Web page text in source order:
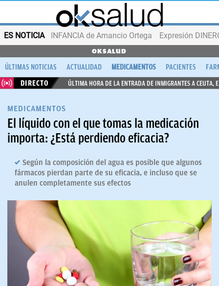
ES NOTICIA INFANCIA de Amancio Ortega Expresión
OKSALUD
ÚLTIMAS NOTICIAS ACTUALIDAD MEDICAMENTOS PACIENTES
DIRECTO
ÚLTIMA HORA DE LA ENTRADA DE INMIGRANTES A CEUTA,
MEDICAMENTOS
El líquido con el que tomas la medicación
importa: ¿Está perdiendo eficacia?
Según la composición del agua es posible que algunos
fármacos pierdan parte de su eficacia, e incluso que se
anulen completamente sus efectos